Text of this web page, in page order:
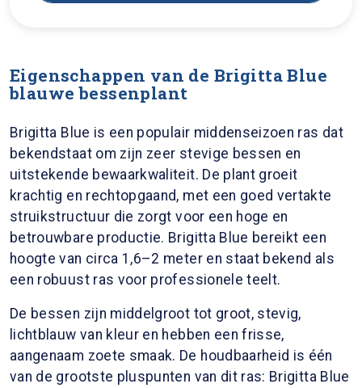
Eigenschappen van de Brigitta Blue
blauwe bessenplant
Brigitta Blue is een populair middenseizoen ras dat
bekendstaat om zijn zeer stevige bessen en
uitstekende bewaarkwaliteit. De plant groeit
krachtig en rechtopgaand, met een goed vertakte
struikstructuur die zorgt voor een hoge en
betrouwbare productie. Brigitta Blue bereikt een
hoogte van circa 1,6–2 meter en staat bekend als
een robuust ras voor professionele teelt.
De bessen zijn middelgroot tot groot, stevig,
lichtblauw van kleur en hebben een frisse,
aangenaam zoete smaak. De houdbaarheid is één
van de grootste pluspunten van dit ras: Brigitta Blue